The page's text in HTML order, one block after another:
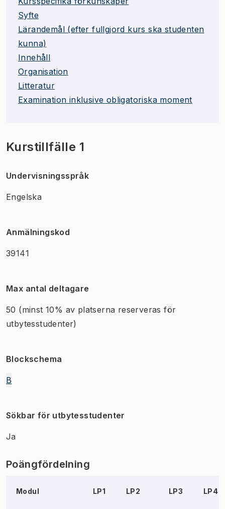
Syfte
Lärandemål (efter fullgjord kurs ska studenten
kunna)
Innehåll
Organisation
Litteratur
Examination inklusive obligatoriska moment
Kurstillfälle 1
Undervisningsspråk
Engelska
Anmälningskod
39141
Max antal deltagare
50 (minst 10% av platserna reserveras för
utbytesstudenter)
Blockschema
B
Sökbar för utbytesstudenter
Ja
Poängfördelning
Modul LP1 LP2 LP3 LP4